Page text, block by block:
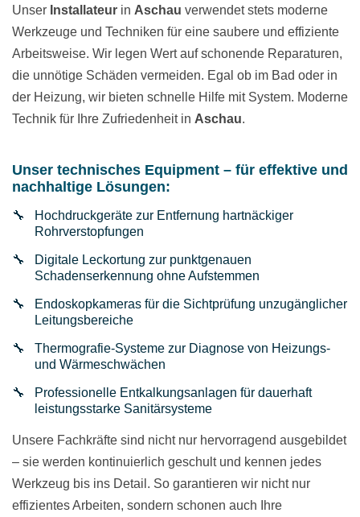
Unser Installateur in Aschau verwendet stets moderne
Werkzeuge und Techniken für eine saubere und effiziente
Arbeitsweise. Wir legen Wert auf schonende Reparaturen,
die unnötige Schäden vermeiden. Egal ob im Bad oder in
der Heizung, wir bieten schnelle Hilfe mit System. Moderne
Technik für Ihre Zufriedenheit in Aschau.
Unser technisches Equipment – für effektive und
nachhaltige Lösungen:
Hochdruckgeräte zur Entfernung hartnäckiger
Rohrverstopfungen
Digitale Leckortung zur punktgenauen
Schadenserkennung ohne Aufstemmen
Endoskopkameras für die Sichtprüfung unzugänglicher
Leitungsbereiche
Thermografie-Systeme zur Diagnose von Heizungs-
und Wärmeschwächen
Professionelle Entkalkungsanlagen für dauerhaft
leistungsstarke Sanitärsysteme
Unsere Fachkräfte sind nicht nur hervorragend ausgebildet
– sie werden kontinuierlich geschult und kennen jedes
Werkzeug bis ins Detail. So garantieren wir nicht nur
effizientes Arbeiten, sondern schonen auch Ihre